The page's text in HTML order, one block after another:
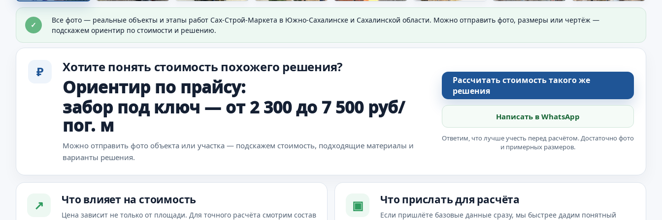
Забор вдоль участка
Видно готовое решение по периметру участка.
✓
Все фото — реальные объекты и этапы работ Сах-Строй-Маркета в Южно-Сахалинске и Сахалинской области. Можно отправить фото, размеры или чертёж —
подскажем ориентир по стоимости и решению.
₽ Хотите понять стоимость похожего решения?
Ориентир по прайсу:
забор под ключ — от 2 300 до 7 500 руб/
пог. м
Можно отправить фото объекта или участка — подскажем стоимость, подходящие материалы и
варианты решения.
Рассчитать стоимость такого же
решения
Написать в WhatsApp
Ответим, что лучше учесть перед расчётом. Достаточно фото
и примерных размеров.
↗ Что влияет на стоимость
Цена зависит не только от площади. Для точного расчёта смотрим состав
▣ Что прислать для расчёта
Если пришлёте базовые данные сразу, мы быстрее дадим понятный